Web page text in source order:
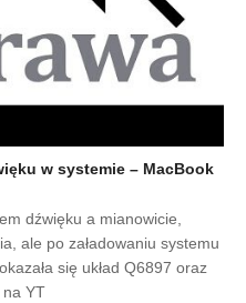
w systemie – MacBook
dźwięku a mianowicie,
ale po załadowaniu systemu
się układ Q6897 oraz
YT